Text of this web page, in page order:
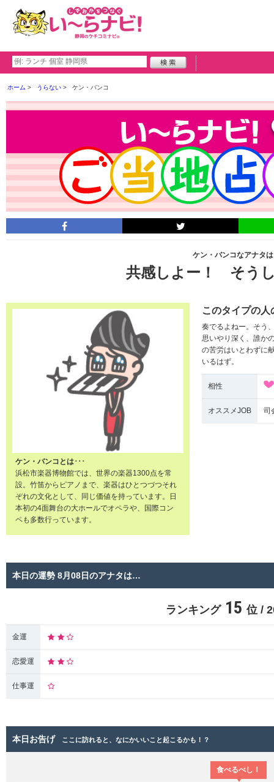
ホーム うらない ケン・バンコ
ケン・バンコなアナタは
共感しよー！ そう
ケン・バンコとは･･･
浜松市楽器博物館では、世界の楽器1300点を常
設。竹笛からピアノまで、楽器はひとつづつそれ
ぞれの文化として、同じ価値を持っています。日
本初の4面舞台の大ホールでオペラや、国際コン
ペも多数行っています。
このタイプの人
奏でるよねー。そう
思いやり深く、誰か
の苦労はいとわずに
いるはず。
相性
オススメJOB 司
本日の運勢 8月08日のアナタは…
ランキング 15 位 /
金運
恋愛運
仕事運
本日お告げ ここに訪れると、なにかいいこと起こるかも！？
食べるべし！